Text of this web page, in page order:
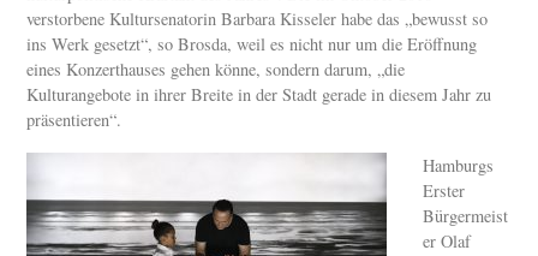
verstorbene Kultursenatorin Barbara Kisseler habe das „bewusst so
ins Werk gesetzt“, so Brosda, weil es nicht nur um die Eröffnung
eines Konzerthauses gehen könne, sondern darum, „die
Kulturangebote in ihrer Breite in der Stadt gerade in diesem Jahr zu
präsentieren“.
Hamburgs
Erster
Bürgermeist
er Olaf